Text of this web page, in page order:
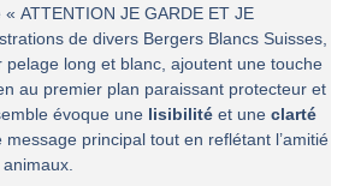
ATTENTION JE GARDE ET JE
de divers Bergers Blancs Suisses,
pelage long et blanc, ajoutent une touche
au premier plan paraissant protecteur et
évoque une lisibilité et une clarté
principal tout en reflétant l’amitié